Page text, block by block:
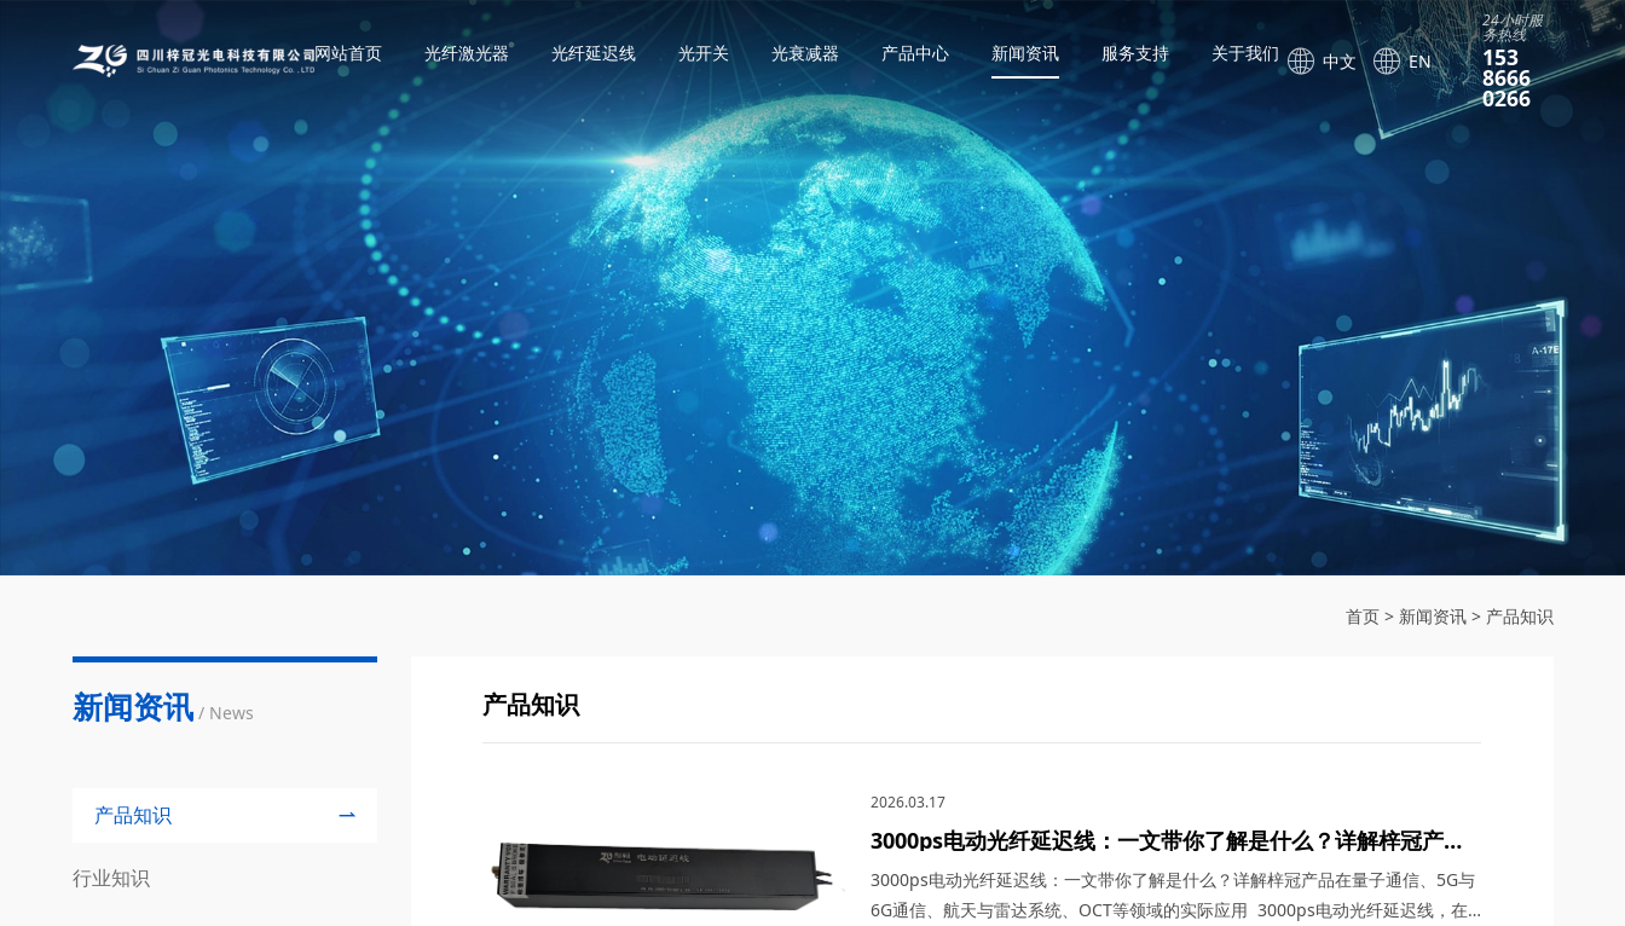
网站首页 光纤激光器 光纤延迟线 光开关 光衰减器 产品中心 新闻资讯 服务支持 关于我们 中文 EN
24小时服
务热线
153
8666
0266
首页> 新闻资讯> 产品知识
新闻资讯 / News
产品知识
行业知识
产品知识
2026.03.17
3000ps电动光纤延迟线：一文带你了解是什么？详解梓冠产品
在量子通信、5G与6G通信、航天与雷达系统、OCT等领域的实
际应用
3000ps电动光纤延迟线：一文带你了解是什么？详解梓冠产品在量子通信、5G与
6G通信、航天与雷达系统、OCT等领域的实际应用 3000ps电动光纤延迟线，在